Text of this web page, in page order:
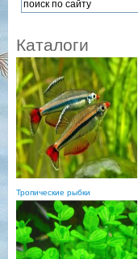
Каталоги
Тропические рыбки